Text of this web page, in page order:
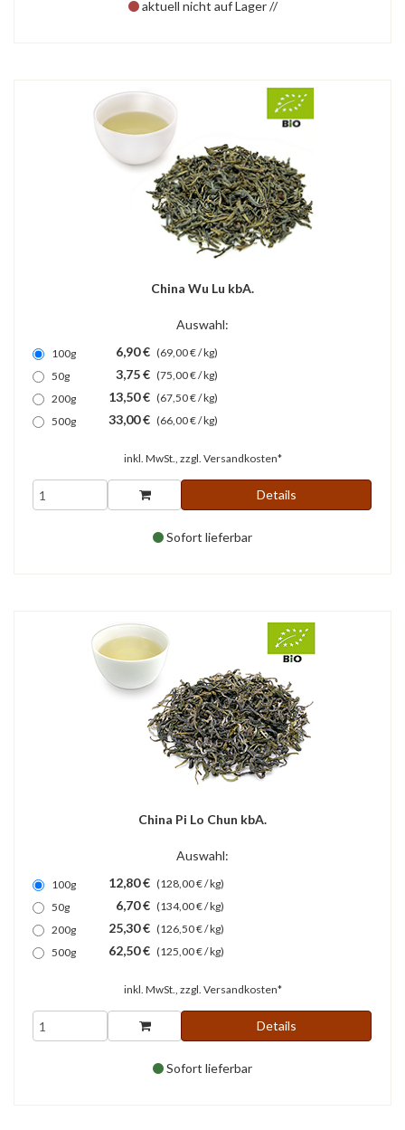
aktuell nicht auf Lager //
China Wu Lu kbA.
Auswahl:
100g 6,90 € (69,00 € / kg)
50g
3,75 € (75,00 € / kg)
200g
13,50 € (67,50 € / kg)
500g
33,00 € (66,00 € / kg)
inkl. MwSt., zzgl. Versandkosten*
Details
Sofort lieferbar
China Pi Lo Chun kbA.
Auswahl:
100g 12,80 € (128,00 € / kg)
50g
6,70 € (134,00 € / kg)
200g
25,30 € (126,50 € / kg)
500g
62,50 € (125,00 € / kg)
inkl. MwSt., zzgl. Versandkosten*
Details
Sofort lieferbar